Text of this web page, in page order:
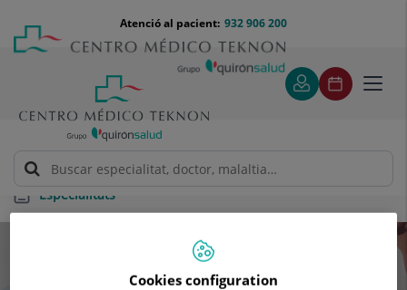
contingut
Menú
teléfono
cabecera
932 906 200
Atenció al pacient:
Especialitats
Especialitats
Cookies configuration